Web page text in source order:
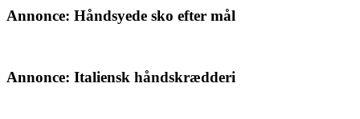
Annonce: Håndsyede sko efter mål
Annonce: Italiensk håndskrædderi